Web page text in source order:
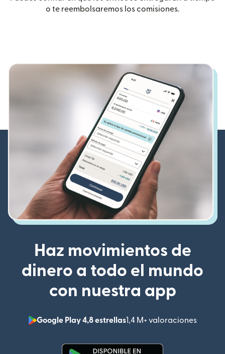
o te reembolsaremos los comisiones.
Haz movimientos de
dinero a todo el mundo
con nuestra app
Google Play 4,8 estrellas1,4 M+ valoraciones
(se